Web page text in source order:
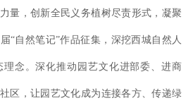
量，创新全民义务植树尽责形式，凝聚
“自然笔记”作品征集，深挖西城自然人
念。深化推动园艺文化进部委、进商
区，让园艺文化成为连接各方、传递绿